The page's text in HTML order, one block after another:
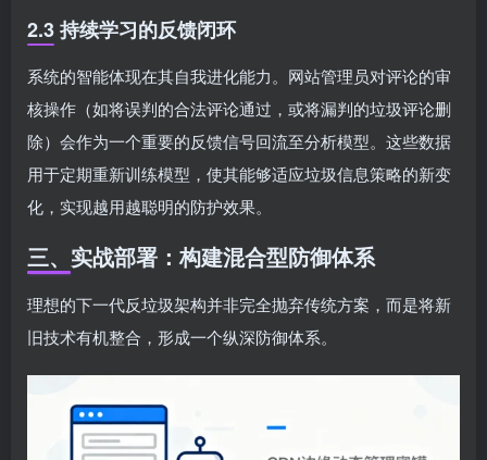
2.3 持续学习的反馈闭环
系统的智能体现在其自我进化能力。网站管理员对评论的审
核操作（如将误判的合法评论通过，或将漏判的垃圾评论删
除）会作为一个重要的反馈信号回流至分析模型。这些数据
用于定期重新训练模型，使其能够适应垃圾信息策略的新变
化，实现越用越聪明的防护效果。
三、实战部署：构建混合型防御体系
理想的下一代反垃圾架构并非完全抛弃传统方案，而是将新
旧技术有机整合，形成一个纵深防御体系。